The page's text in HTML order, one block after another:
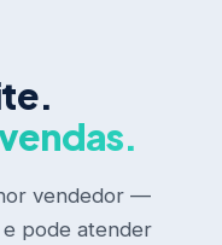
vendedor —
pode atender